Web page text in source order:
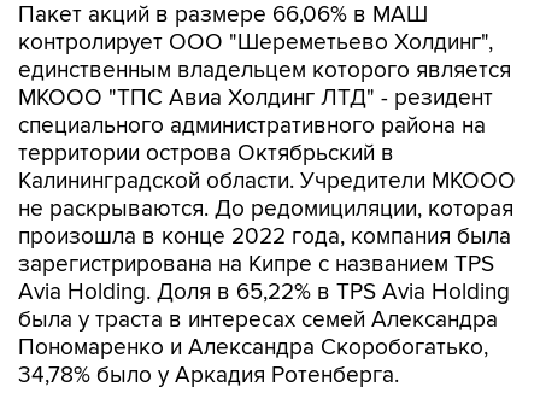
Пакет акций в размере 66,06% в МАШ
контролирует ООО "Шереметьево Холдинг",
единственным владельцем которого является
МКООО "ТПС Авиа Холдинг ЛТД" - резидент
специального административного района на
территории острова Октябрьский в
Калининградской области. Учредители МКООО
не раскрываются. До редомициляции, которая
произошла в конце 2022 года, компания была
зарегистрирована на Кипре с названием TPS
Avia Holding. Доля в 65,22% в TPS Avia Holding
была у траста в интересах семей Александра
Пономаренко и Александра Скоробогатько,
34,78% было у Аркадия Ротенберга.